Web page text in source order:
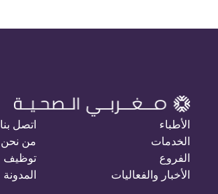
الأطباء
الخدمات
الفروع
الأخبار والفعاليات
اتصل بنا
من نحن
توظيف
المدونة